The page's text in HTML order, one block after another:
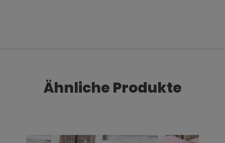
Ähnliche Produkte